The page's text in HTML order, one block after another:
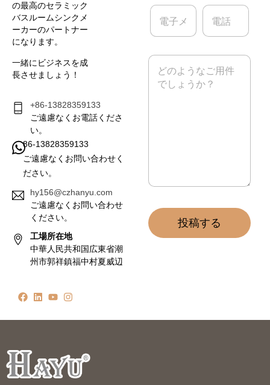
の最高のセラミック
バスルームシンクメ
ーカーのパートナー
になります。
一緒にビジネスを成
長させましょう！
+86-13828359133
ご遠慮なくお電話くださ
い。
86-13828359133
ご遠慮なくお問い合わせく
ださい。
hy156@czhanyu.com
ご遠慮なくお問い合わせ
ください。
工場所在地
中華人民共和国広東省潮
州市郭祥鎮福中村夏威辺
電
メ
ル
電
メ
投稿する